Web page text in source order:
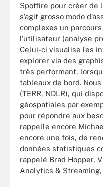
Spotfire pour créer de
s’agit grosso modo
complexes un
l’utilisateur (analyse
Celui-ci visualise les
explorer via des
très performant,
tableaux de bord.
(TERR, NDLR), qui
géospatiales par
pour répondre aux
rappelle encore
encore une fois, de
données statistiques
rappelé Brad Hopper,
Analytics & Streaming,